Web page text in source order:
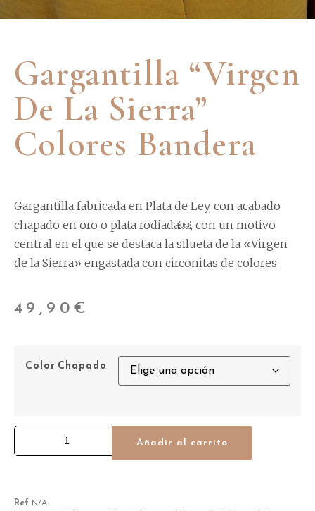
Gargantilla “Virgen
De La Sierra”
Colores Bandera
Gargantilla fabricada en Plata de Ley, con acabado
chapado en oro o plata rodiada￼, con un motivo
central en el que se destaca la silueta de la «Virgen
de la Sierra» engastada con circonitas de colores
49,90 €
Color Chapado
Añadir al carrito
Ref N/A